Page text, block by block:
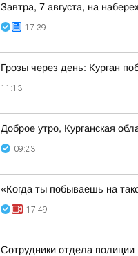
Завтра, 7 августа, на
17:39
Грозы через день: Курган
11:13
Доброе утро, Курганская
09:23
«Когда ты побываешь на
17:49
Сотрудники отдела